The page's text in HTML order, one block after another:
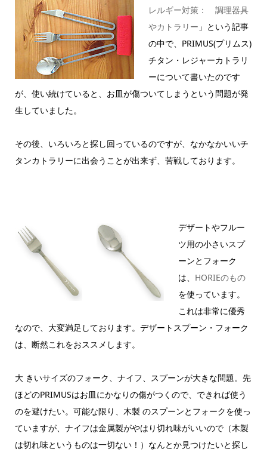
レルギー対策： 調理器具
やカトラリー 」という記事
の中で、PRIMUS(プリムス)
チタン・レジャーカトラリ
ーについて書いたのです
が、使い続けていると、お皿が傷ついてしまうという問題が発
生していました。
その後、いろいろと探し回っているのですが、なかなかいいチ
タンカトラリーに出会うことが出来ず、苦戦しております。
デザートやフルー
ツ用の小さいスプ
ーンとフォーク
は、 HORIEのもの
を使っています。
これは非常に優秀
なので、大変満足しております。デザートスプーン・フォーク
は、断然これをおススメします。
大 きいサイズのフォーク、ナイフ、スプーンが大きな問題。先
ほどのPRIMUSはお皿にかなりの傷がつくので、できれば使う
のを避けたい。可能な限り、木製 のスプーンとフォークを使っ
ていますが、ナイフは金属製がやはり切れ味がいいので（木製
は切れ味というものは一切ない！）なんとか見つけたいと探し